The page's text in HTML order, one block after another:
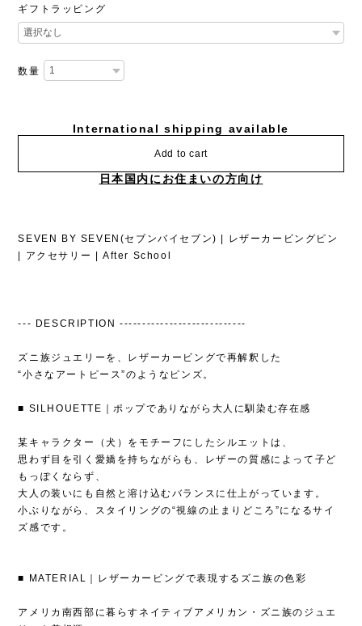
ギフトラッピング
数量
International shipping available
Add to cart
日本国内にお住まいの方向け
SEVEN BY SEVEN(セブンバイセブン) | レザーカービングピン
| アクセサリー | After School
--- DESCRIPTION ----------------------------
ズニ族ジュエリーを、レザーカービングで再解釈した
“小さなアートピース”のようなピンズ。
■ SILHOUETTE｜ポップでありながら大人に馴染む存在感
某キャラクター（犬）をモチーフにしたシルエットは、
思わず目を引く愛嬌を持ちながらも、レザーの質感によって子ど
もっぽくならず、
大人の装いにも自然と溶け込むバランスに仕上がっています。
小ぶりながら、スタイリングの“視線の止まりどころ”になるサイ
ズ感です。
■ MATERIAL｜レザーカービングで表現するズニ族の色彩
アメリカ南西部に暮らすネイティブアメリカン・ズニ族のジュエ